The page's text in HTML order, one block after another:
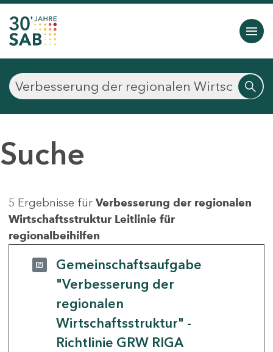
Suche
5 Ergebnisse für Verbesserung der regionalen
Wirtschaftsstruktur Leitlinie für
regionalbeihilfen
Gemeinschaftsaufgabe
"Verbesserung der
regionalen
Wirtschaftsstruktur" -
Richtlinie GRW RIGA